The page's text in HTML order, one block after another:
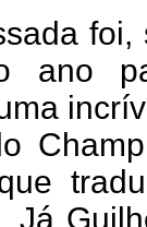
ano
Já